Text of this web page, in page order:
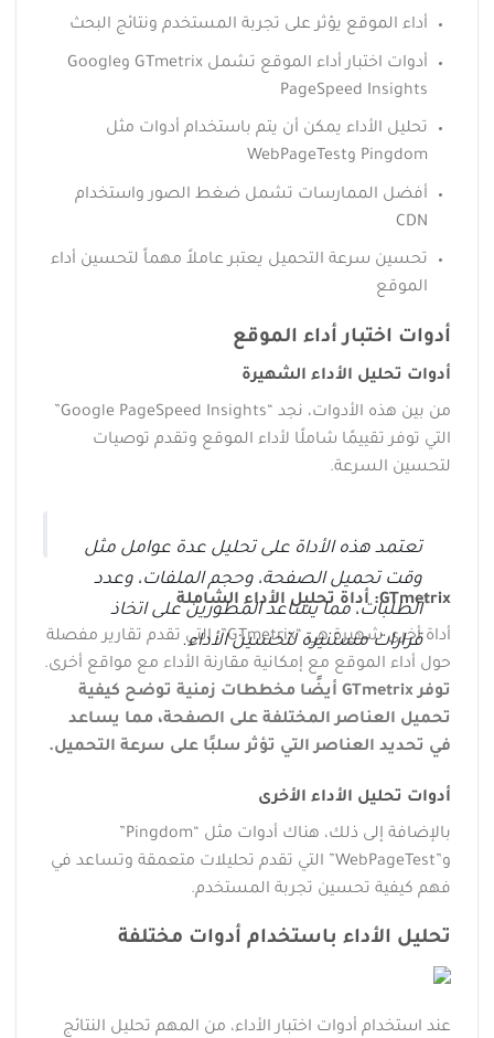
أداء الموقع يؤثر على تجربة المستخدم ونتائج البحث
أدوات اختبار أداء الموقع تشمل GTmetrix وGoogle
PageSpeed Insights
تحليل الأداء يمكن أن يتم باستخدام أدوات مثل
Pingdom وWebPageTest
أفضل الممارسات تشمل ضغط الصور واستخدام
CDN
تحسين سرعة التحميل يعتبر عاملاً مهماً لتحسين أداء
الموقع
أدوات اختبار أداء الموقع
أدوات تحليل الأداء الشهيرة
من بين هذه الأدوات، نجد “Google PageSpeed Insights”
التي توفر تقييمًا شاملًا لأداء الموقع وتقدم توصيات
لتحسين السرعة.
تعتمد هذه الأداة على تحليل عدة عوامل مثل
وقت تحميل الصفحة، وحجم الملفات، وعدد
الطلبات، مما يساعد المطورين على اتخاذ
قرارات مستنيرة لتحسين الأداء.
GTmetrix: أداة تحليل الأداء الشاملة
أداة أخرى شهيرة هي “GTmetrix”، التي تقدم تقارير مفصلة
حول أداء الموقع مع إمكانية مقارنة الأداء مع مواقع أخرى.
توفر GTmetrix أيضًا مخططات زمنية توضح كيفية
تحميل العناصر المختلفة على الصفحة، مما يساعد
في تحديد العناصر التي تؤثر سلبًا على سرعة التحميل.
أدوات تحليل الأداء الأخرى
بالإضافة إلى ذلك، هناك أدوات مثل “Pingdom”
و”WebPageTest” التي تقدم تحليلات متعمقة وتساعد في
فهم كيفية تحسين تجربة المستخدم.
تحليل الأداء باستخدام أدوات مختلفة
عند استخدام أدوات اختبار الأداء، من المهم تحليل النتائج